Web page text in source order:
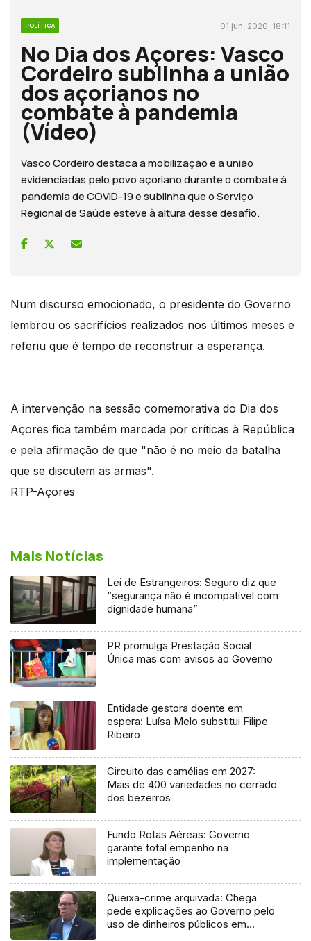
POLÍTICA 01 jun, 2020, 18:11
No Dia dos Açores: Vasco
Cordeiro sublinha a união
dos açorianos no
combate à pandemia
(Vídeo)
Vasco Cordeiro destaca a mobilização e a união
evidenciadas pelo povo açoriano durante o combate à
pandemia de COVID-19 e sublinha que o Serviço
Regional de Saúde esteve à altura desse desafio.
Num discurso emocionado, o presidente do Governo
lembrou os sacrifícios realizados nos últimos meses e
referiu que é tempo de reconstruir a esperança.
A intervenção na sessão comemorativa do Dia dos
Açores fica também marcada por críticas à República
e pela afirmação de que "não é no meio da batalha
que se discutem as armas".
RTP-Açores
Mais Notícias
Lei de Estrangeiros: Seguro diz que
“segurança não é incompatível com
dignidade humana”
PR promulga Prestação Social
Única mas com avisos ao Governo
Entidade gestora doente em
espera: Luísa Melo substitui Filipe
Ribeiro
Circuito das camélias em 2027:
Mais de 400 variedades no cerrado
dos bezerros
Fundo Rotas Aéreas: Governo
garante total empenho na
implementação
Queixa-crime arquivada: Chega
pede explicações ao Governo pelo
uso de dinheiros públicos em